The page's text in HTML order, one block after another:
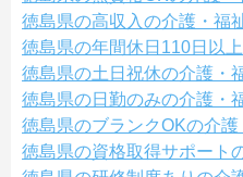
徳島県の高収入の介護・福
徳島県の年間休日110日以
徳島県の土日祝休の介護・
徳島県の日勤のみの介護・
徳島県のブランクOKの介護
徳島県の資格取得サポート